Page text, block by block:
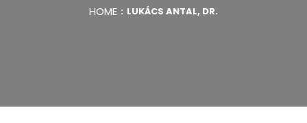
HOME LUKÁCS ANTAL, DR.